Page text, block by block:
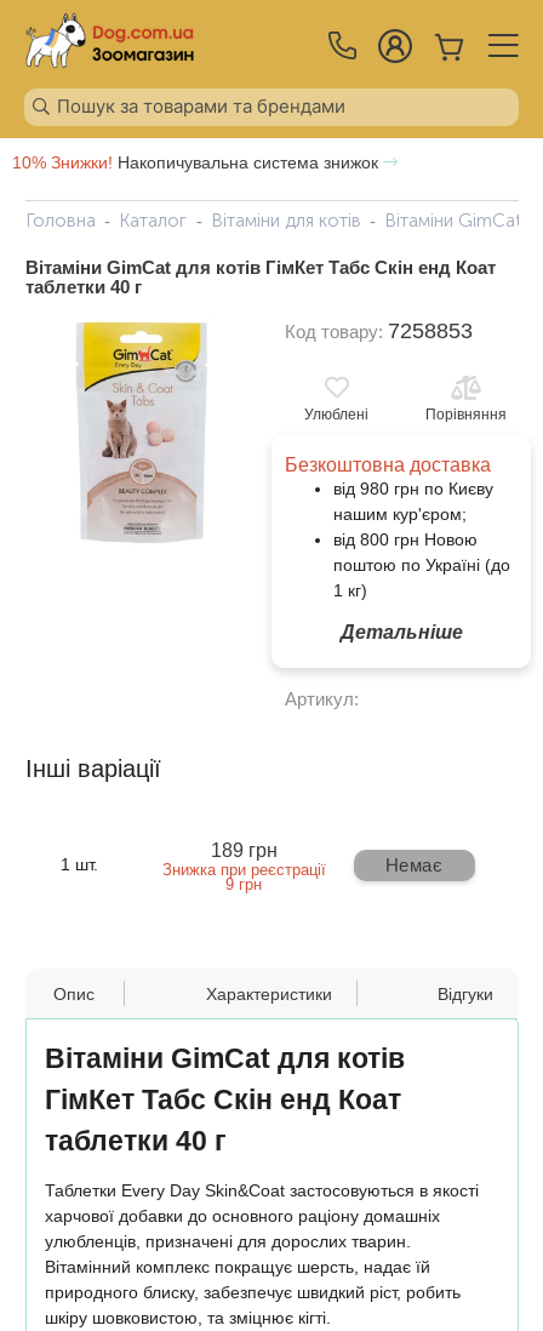
10% Знижки! Накопичувальна система знижок
Головна Каталог Вітаміни для котів Вітаміни GimCat
Вітаміни GimCat для котів ГімКет Табс Скін енд Коат
таблетки 40 г
Код товару: 7258853
Улюблені Порівняння
Безкоштовна доставка
від 980 грн по Києву
нашим кур'єром;
від 800 грн Новою
поштою по Україні (до
1 кг)
Детальніше
Артикул:
Інші варіації
1 шт.
189 грн
Знижка при реєстрації
9 грн
Немає
Опис Характеристики Відгуки
Вітаміни GimCat для котів
ГімКет Табс Скін енд Коат
таблетки 40 г
Таблетки Every Day Skin&Coat застосовуються в якості
харчової добавки до основного раціону домашніх
улюбленців, призначені для дорослих тварин.
Вітамінний комплекс покращує шерсть, надає їй
природного блиску, забезпечує швидкий ріст, робить
шкіру шовковистою, та зміцнює кігті.